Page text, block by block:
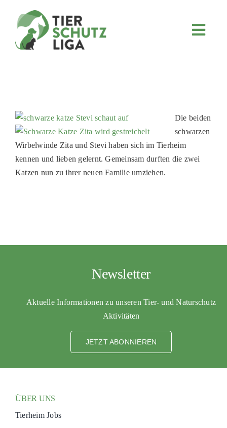
MITMACHEN
FÖRDERN & VERERBEN
KOOPERATIONEN
Die beiden
schwarzen
Wirbelwinde Zita und Stevi haben sich im Tierheim
kennen und lieben gelernt. Gemeinsam durften die zwei
Katzen nun zu ihrer neuen Familie umziehen.
Newsletter
Aktuelle Informationen zu unseren Tier- und Naturschutz
Aktivitäten
JETZT ABONNIEREN
ÜBER UNS
Tierheim Jobs